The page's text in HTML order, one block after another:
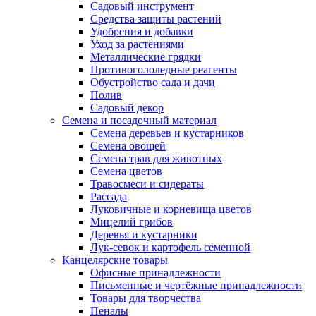
Садовый инструмент
Средства защиты растений
Удобрения и добавки
Уход за растениями
Металлические грядки
Противогололедные реагенты
Обустройство сада и дачи
Полив
Садовый декор
Семена и посадочный материал
Семена деревьев и кустарников
Семена овощей
Семена трав для животных
Семена цветов
Травосмеси и сидераты
Рассада
Луковичные и корневища цветов
Мицелий грибов
Деревья и кустарники
Лук-севок и картофель семенной
Канцелярские товары
Офисные принадлежности
Письменные и чертёжные принадлежности
Товары для творчества
Пеналы